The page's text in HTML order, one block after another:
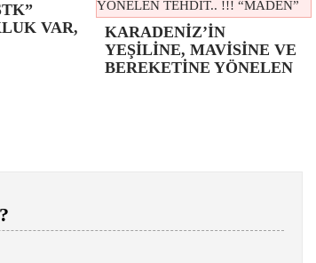
VAR,
KARADENİZ’İN
YEŞİLİNE, MAVİSİNE VE
BEREKETİNE YÖNELEN